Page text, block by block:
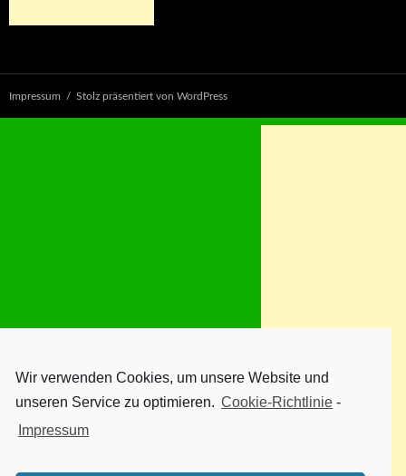
Wir verwenden Cookies, um unsere Website und
unseren Service zu optimieren. Cookie-Richtlinie -
Impressum
Impressum Stolz präsentiert von WordPress